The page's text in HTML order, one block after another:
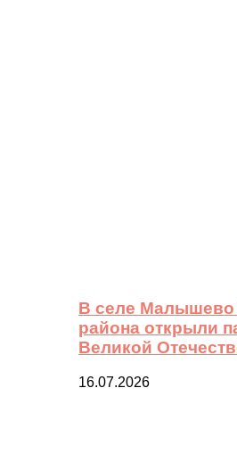
В селе Малышево
района открыли
Великой
16.07.2026